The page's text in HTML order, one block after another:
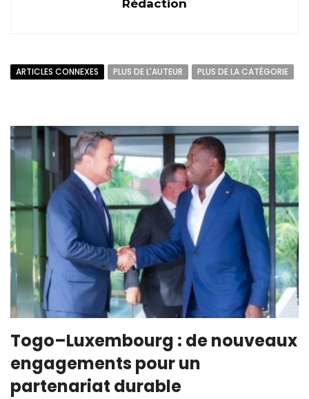
Rédaction
ARTICLES CONNEXES PLUS DE L'AUTEUR PLUS DE LA CATÉGORIE
Togo–Luxembourg : de nouveaux
engagements pour un
partenariat durable